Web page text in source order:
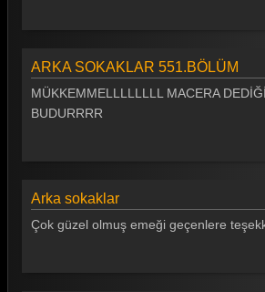
Arka Sokaklar 31. Bölüm
Arka Sokaklar 30. Bölüm
Arka Sokaklar 27. Bölüm
ARKA SOKAKLAR 551.BÖLÜM
MÜKKEMMELLLLLLLL MACERA
BUDURRRR
Arka sokaklar
Çok güzel olmuş emeği geçenlere